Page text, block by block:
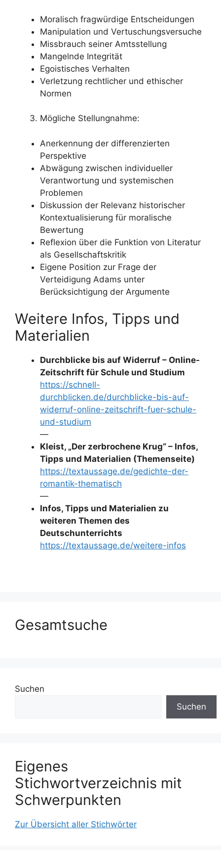
Moralisch fragwürdige Entscheidungen
Manipulation und Vertuschungsversuche
Missbrauch seiner Amtsstellung
Mangelnde Integrität
Egoistisches Verhalten
Verletzung rechtlicher und ethischer
Normen
Mögliche Stellungnahme:
Anerkennung der differenzierten
Perspektive
Abwägung zwischen individueller
Verantwortung und systemischen
Problemen
Diskussion der Relevanz historischer
Kontextualisierung für moralische
Bewertung
Reflexion über die Funktion von Literatur
als Gesellschaftskritik
Eigene Position zur Frage der
Verteidigung Adams unter
Berücksichtigung der Argumente
Weitere Infos, Tipps und
Materialien
Durchblicke bis auf Widerruf – Online-
Zeitschrift für Schule und Studium
https://schnell-
durchblicken.de/durchblicke-bis-auf-
widerruf-online-zeitschrift-fuer-schule-
und-studium
—
Kleist, „Der zerbrochene Krug“ – Infos,
Tipps und Materialien (Themenseite)
https://textaussage.de/gedichte-der-
romantik-thematisch
—
Infos, Tipps und Materialien zu
weiteren Themen des
Deutschunterrichts
https://textaussage.de/weitere-infos
Gesamtsuche
Suchen
Suchen
Eigenes
Stichwortverzeichnis mit
Schwerpunkten
Zur Übersicht aller Stichwörter